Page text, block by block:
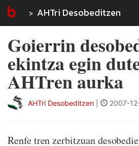
AHTri Desobeditzen
Goierrin
ekintza egin
AHTren aurka
AHTri Desobeditzen 2007-
Renfe tren zerbitzuan